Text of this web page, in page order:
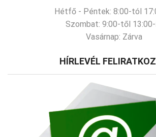
Hétfő - Péntek: 8:00-tól
Szombat: 9:00-től
Vasárnap: Zárva
HÍRLEVÉL